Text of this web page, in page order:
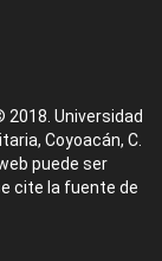
2018. Universidad
Coyoacán, C.
puede ser
cite la fuente de